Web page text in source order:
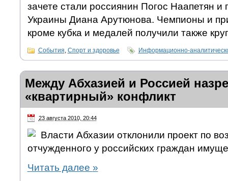
зачете стали россиянин Погос Наапетян и
Украины Диана Арутюнова. Чемпионы и
кроме кубка и медалей получили также
События Спорт и здоровье Информационно-
Между Абхазией и Россией
«квартирный» конфликт
23 августа 2010, 20:44
Власти Абхазии отклонили проект по
отчужденного у российских граждан
Читать далее »